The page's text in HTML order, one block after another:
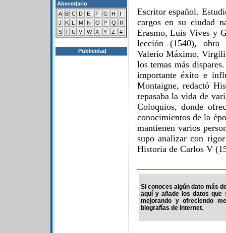
Abecedario
A B C D E F G H
I
J
K L M N O P Q
R
S T U V W X Y Z #
Publicidad
Escritor español.
cargos en su ciudad
Erasmo, Luis Vives y
lección (1540), obra
Valerio Máximo,
los temas más
importante éxito e
Montaigne, redactó
repasaba la vida de
Coloquios, donde
conocimientos de la
mantienen varios
supo analizar con
Historia de Carlos V
Si conoces algún dato más
aquí y añade los datos que
mejorando y ofreciendo
biografías de Internet.